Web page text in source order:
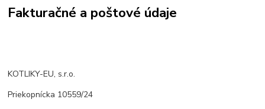
Fakturačné a poštové údaje
KOTLIKY-EU, s.r.o.
Priekopnícka 10559/24